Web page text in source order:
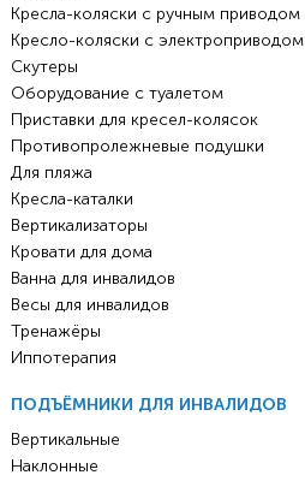
Кресла-коляски с ручным приводом
Кресло-коляски с электроприводом
Скутеры
Оборудование с туалетом
Приставки для кресел-колясок
Противопролежневые подушки
Для пляжа
Кресла-каталки
Вертикализаторы
Кровати для дома
Ванна для инвалидов
Весы для инвалидов
Тренажёры
Иппотерапия
ПОДЪЁМНИКИ ДЛЯ ИНВАЛИДОВ
Вертикальные
Наклонные